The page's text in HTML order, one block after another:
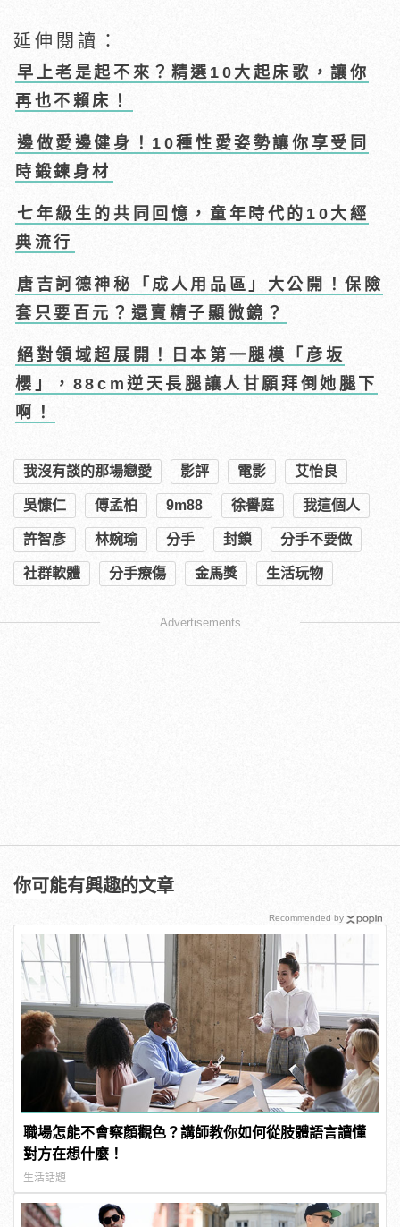
延伸閱讀：
早上老是起不來？精選10大起床歌，讓你
再也不賴床！
邊做愛邊健身！10種性愛姿勢讓你享受同
時鍛鍊身材
七年級生的共同回憶，童年時代的10大經
典流行
唐吉訶德神秘「成人用品區」大公開！保險
套只要百元？還賣精子顯微鏡？
絕對領域超展開！日本第一腿模「彦坂
櫻」，88cm逆天長腿讓人甘願拜倒她腿下
啊！
我沒有談的那場戀愛 影評 電影 艾怡良
吳慷仁 傅孟柏 9m88 徐譽庭 我這個人
許智彥 林婉瑜 分手 封鎖 分手不要做
社群軟體 分手療傷 金馬獎 生活玩物
Advertisements
你可能有興趣的文章
職場怎能不會察顏觀色？講師教你如何從肢體語言讀懂
對方在想什麼！
生活話題
Recommended by